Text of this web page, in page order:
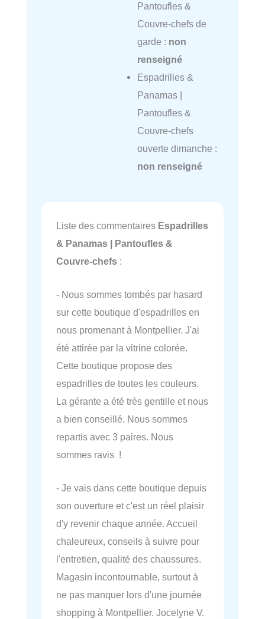
Pantoufles &
Couvre-chefs de
garde : non
renseigné
Espadrilles &
Panamas |
Pantoufles &
Couvre-chefs
ouverte dimanche :
non renseigné
Liste des commentaires Espadrilles
& Panamas | Pantoufles &
Couvre-chefs :
- Nous sommes tombés par hasard
sur cette boutique d'espadrilles en
nous promenant à Montpellier. J'ai
été attirée par la vitrine colorée.
Cette boutique propose des
espadrilles de toutes les couleurs.
La gérante a été très gentille et nous
a bien conseillé. Nous sommes
repartis avec 3 paires. Nous
sommes ravis !
- Je vais dans cette boutique depuis
son ouverture et c'est un réel plaisir
d'y revenir chaque année. Accueil
chaleureux, conseils à suivre pour
l'entretien, qualité des chaussures.
Magasin incontournable, surtout à
ne pas manquer lors d'une journée
shopping à Montpellier. Jocelyne V.